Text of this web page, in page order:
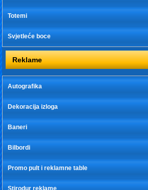
Totemi
Svjetleće boce
Reklame
Autografika
Dekoracija izloga
Baneri
Bilbordi
Promo pult i reklamne table